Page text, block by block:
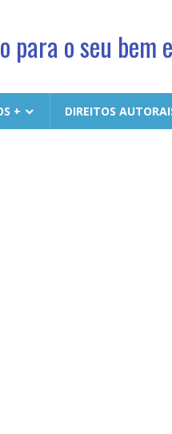
para o seu bem
+ DIREITOS